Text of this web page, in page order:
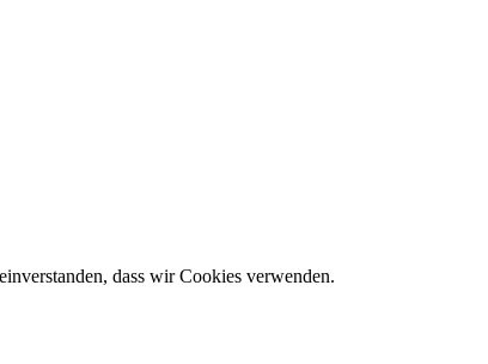
dass wir Cookies verwenden.